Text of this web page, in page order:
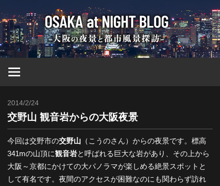
ン
テ
ン
ツ
大
阪
ブ
ロ
2014/2/24
交野山 観音岩からの大阪夜景
今回は交野市の交野山 （こうのさん）からの夜景です。標高
341mの山頂に観音岩と呼ばれる巨大な岩があり、その上から
大阪～京都にかけての大パノラマが楽しめる絶景スポットと
して有名です。夜間のアクセスが困難なのにも関わらず訪れ